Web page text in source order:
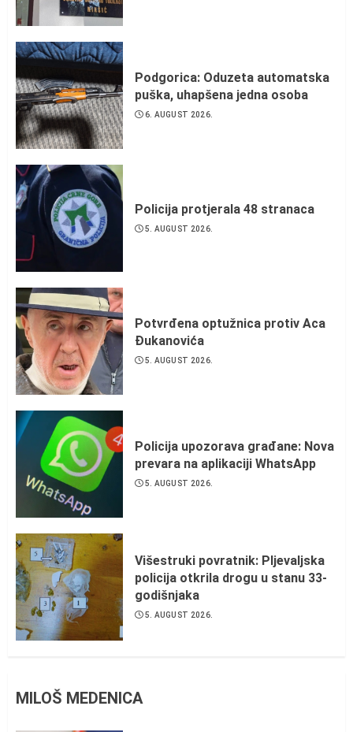
Podgorica: Oduzeta automatska
puška, uhapšena jedna osoba
6. AUGUST 2026.
Policija protjerala 48 stranaca
5. AUGUST 2026.
Potvrđena optužnica protiv Aca
Đukanovića
5. AUGUST 2026.
Policija upozorava građane: Nova
prevara na aplikaciji WhatsApp
5. AUGUST 2026.
Višestruki povratnik: Pljevaljska
policija otkrila drogu u stanu 33-
godišnjaka
5. AUGUST 2026.
MILOŠ MEDENICA